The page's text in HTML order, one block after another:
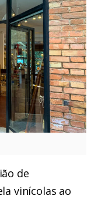
de
vinícolas ao